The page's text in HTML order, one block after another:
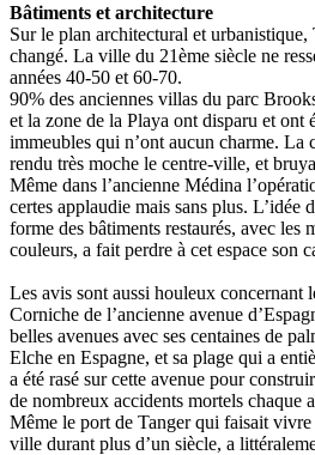
Bâtiments et architecture
Sur le plan architectural et urbanistique,
changé. La ville du 21ème siècle ne
années 40-50 et 60-70.
90% des anciennes villas du parc
et la zone de la Playa ont disparu et ont
immeubles qui n’ont aucun charme. La
rendu très moche le centre-ville, et
Même dans l’ancienne Médina
certes applaudie mais sans plus. L’idée
forme des bâtiments restaurés, avec les
couleurs, a fait perdre à cet espace son
Les avis sont aussi houleux concernant
Corniche de l’ancienne avenue
belles avenues avec ses centaines de
Elche en Espagne, et sa plage qui a
a été rasé sur cette avenue pour
de nombreux accidents mortels chaque
Même le port de Tanger qui faisait
ville durant plus d’un siècle, a